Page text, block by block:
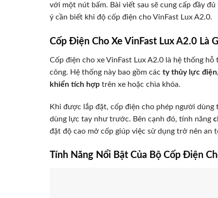
với một nút bấm. Bài viết sau sẽ cung cấp đầy
ý cần biết khi độ cốp điện cho VinFast Lux A2.0.
Cốp Điện Cho Xe VinFast Lux A2.0 Là
Cốp điện cho xe VinFast Lux A2.0 là hệ thống
công. Hệ thống này bao gồm các ty thủy lực
khiển tích hợp trên xe hoặc chìa khóa.
Khi được lắp đặt, cốp điện cho phép người
dùng lực tay như trước. Bên cạnh đó, tính năng
đặt độ cao mở cốp giúp việc sử dụng trở nên an
Tính Năng Nổi Bật Của Bộ Cốp Điện